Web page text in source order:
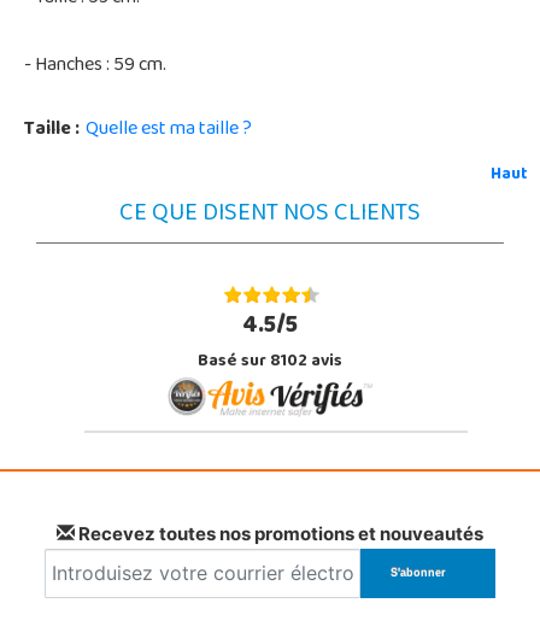
- Hanches : 59 cm.
Taille :Quelle est ma taille ?
Haut
CE QUE DISENT NOS CLIENTS
4.5/5
Basé sur 8102 avis
Recevez toutes nos promotions et nouveautés